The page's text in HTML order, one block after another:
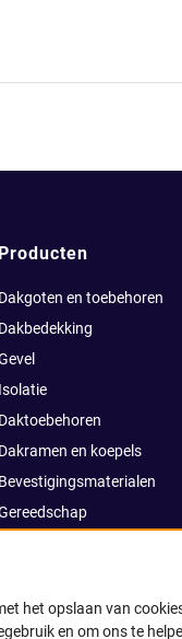
het opslaan van
en om ons te
Producten
Dakgoten en toebehoren
Dakbedekking
Isolatie
Daktoebehoren
Dakramen en koepels
Bevestigingsmaterialen
Strong